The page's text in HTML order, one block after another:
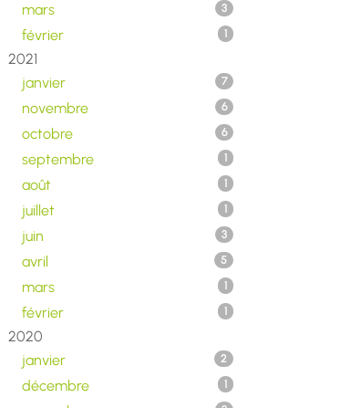
mars 3
février 1
2021
janvier
7
novembre 6
octobre 6
septembre 1
août 1
juillet 1
juin 3
avril 5
mars 1
février 1
2020
janvier
2
décembre 1